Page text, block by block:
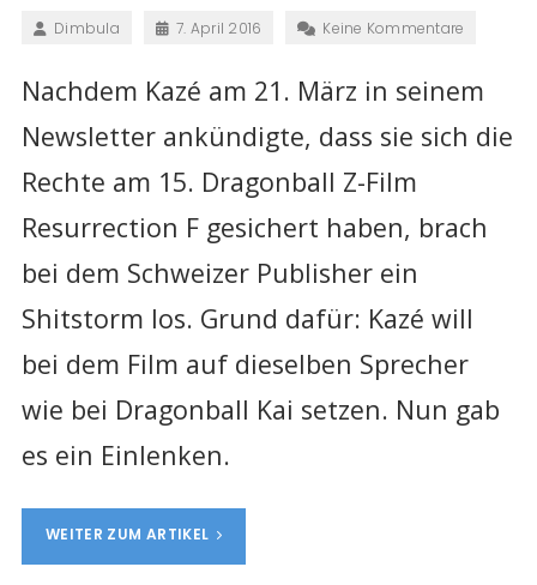
Dimbula 7. April 2016 Keine Kommentare
Nachdem Kazé am 21. März in seinem
Newsletter ankündigte, dass sie sich die
Rechte am 15. Dragonball Z-Film
Resurrection F gesichert haben, brach
bei dem Schweizer Publisher ein
Shitstorm los. Grund dafür: Kazé will
bei dem Film auf dieselben Sprecher
wie bei Dragonball Kai setzen. Nun gab
es ein Einlenken.
WEITER ZUM ARTIKEL